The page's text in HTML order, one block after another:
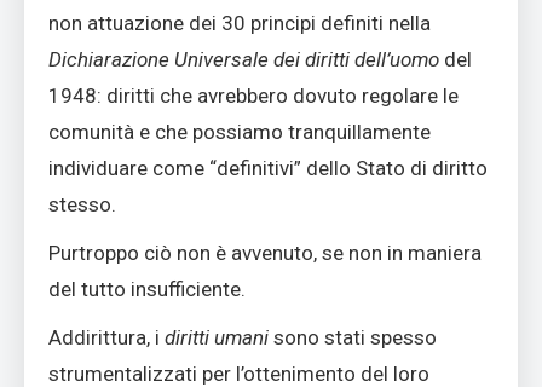
non attuazione dei 30 principi definiti nella
Dichiarazione Universale dei diritti dell’uomo del
1948: diritti che avrebbero dovuto regolare le
comunità e che possiamo tranquillamente
individuare come “definitivi” dello Stato di diritto
stesso.
Purtroppo ciò non è avvenuto, se non in maniera
del tutto insufficiente.
Addirittura, i diritti umani sono stati spesso
strumentalizzati per l’ottenimento del loro